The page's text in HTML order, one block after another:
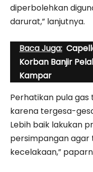
diperbolehkan
darurat,” lanjutnya.
Baca Juga:
Korban Banjir
Kampar
Perhatikan pula gas
karena tergesa-
Lebih baik lakukan
persimpangan
kecelakaan,”